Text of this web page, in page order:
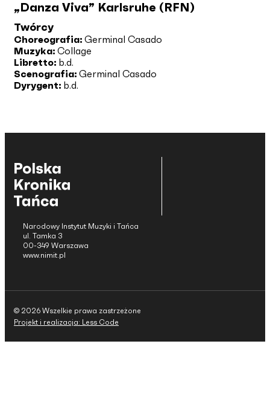
„Danza Viva” Karlsruhe (RFN)
Twórcy
Choreografia: Germinal Casado
Muzyka: Collage
Libretto: b.d.
Scenografia: Germinal Casado
Dyrygent: b.d.
Narodowy Instytut Muzyki i Tańca
ul. Tamka 3
00-349 Warszawa
www.nimit.pl
© 2026 Wszelkie prawa zastrzeżone
Projekt i realizacja: Less Code